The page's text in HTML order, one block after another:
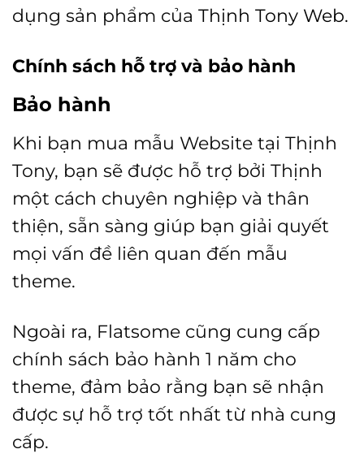
dụng sản phẩm của Thịnh Tony Web.
Chính sách hỗ trợ và bảo hành
Bảo hành
Khi bạn mua mẫu Website tại Thịnh
Tony, bạn sẽ được hỗ trợ bởi Thịnh
một cách chuyên nghiệp và thân
thiện, sẵn sàng giúp bạn giải quyết
mọi vấn đề liên quan đến mẫu
theme.
Ngoài ra, Flatsome cũng cung cấp
chính sách bảo hành 1 năm cho
theme, đảm bảo rằng bạn sẽ nhận
được sự hỗ trợ tốt nhất từ nhà cung
cấp.